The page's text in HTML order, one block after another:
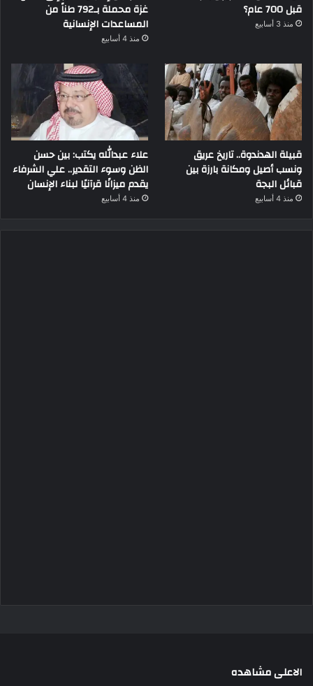
قبل 700 عام؟
منذ 3 أسابيع
غزة محملة بـ792 طناً من
المساعدات الإنسانية
منذ 4 أسابيع
قبيلة الهدندوة.. تاريخ عريق
ونسب أصيل ومكانة بارزة بين
قبائل البجة
منذ 4 أسابيع
علاء عبدالله يكتب: بين حسن
الظن وسوء التقدير.. علي الشرفاء
يقدم ميزانًا قرآنيًا لبناء الإنسان
منذ 4 أسابيع
الاعلى مشاهده